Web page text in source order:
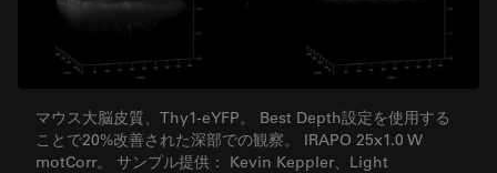
マウス大脳皮質、Thy1-eYFP。 Best Depth設定を使用する
ことで20%改善された深部での観察。 IRAPO 25x1.0 W
motCorr。 サンプル提供： Kevin Keppler、Light